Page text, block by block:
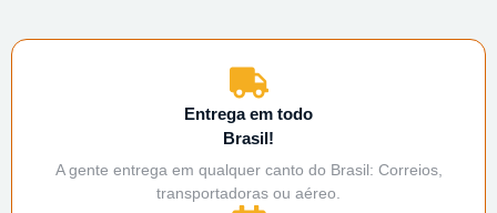
Entrega em todo
Brasil!
A gente entrega em qualquer canto do Brasil: Correios,
transportadoras ou aéreo.